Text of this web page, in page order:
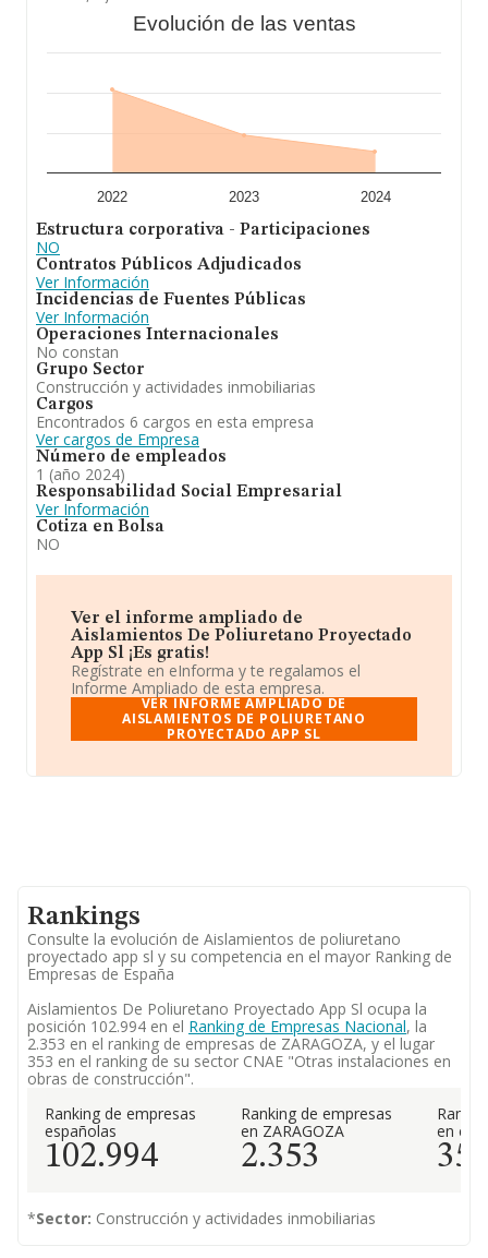
las compañías. Teniendo en cuenta la información
sobre Zaragoza, en la base de datos INFORMA constan
millones de euros. Finalmente, para completar los datos
empresas es de 3. La antigüedad desde la constitución
Aislamientos de Poliuretano
comercialización de poliuretano. Se ha posicionado más
abajo en el ranking de provincia frente al 2023.
Evolución de las ventas
2022 2023 2024
Estructura corporativa - Participaciones
NO
Contratos Públicos Adjudicados
Ver Información
Incidencias de Fuentes Públicas
Ver Información
Operaciones Internacionales
No constan
Grupo Sector
Construcción y actividades inmobiliarias
Cargos
Encontrados 6 cargos en esta empresa
Ver cargos de Empresa
Número de empleados
1 (año 2024)
Responsabilidad Social Empresarial
Ver Información
Cotiza en Bolsa
NO
Ver el informe ampliado de
Aislamientos De Poliuretano Proyectado
App Sl ¡Es gratis!
Regístrate en eInforma y te regalamos el
Informe Ampliado de esta empresa.
VER INFORME AMPLIADO DE
AISLAMIENTOS DE POLIURETANO
PROYECTADO APP SL
Rankings
Consulte la evolución de Aislamientos de poliuretano
proyectado app sl y su competencia en el mayor Ranking de
Empresas de España
Aislamientos De Poliuretano Proyectado App Sl ocupa la
posición 102.994 en el Ranking de Empresas Nacional, la
2.353 en el ranking de empresas de ZARAGOZA, y el lugar
353 en el ranking de su sector CNAE "Otras instalaciones en
obras de construcción".
Ranking de empresas
españolas
102.994
Ranking de empresas
en ZARAGOZA
2.353
en el
353
*Sector: Construcción y actividades inmobiliarias